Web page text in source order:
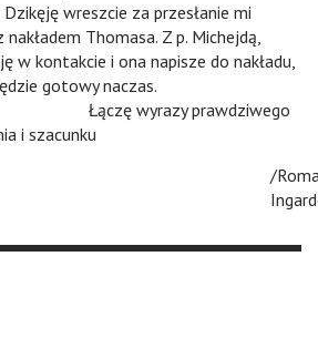
Dzikęję wreszcie za przesłanie mi
nakładem Thomasa. Z p. Michejdą,
w kontakcie i ona napisze do nakładu,
gotowy naczas.
Łączę wyrazy prawdziwego
i szacunku
/